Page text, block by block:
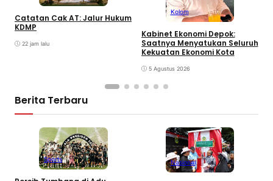
Catatan Cak AT: Jalur Hukum
KDMP
22 jam lalu
Kolom
Kabinet Ekonomi Depok:
Saatnya Menyatukan Seluruh
Kekuatan Ekonomi Kota
5 Agustus 2026
Berita Terbaru
Sports Nasional